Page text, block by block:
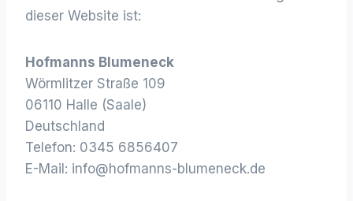
dieser Website ist:
Hofmanns Blumeneck
Wörmlitzer Straße 109
06110 Halle (Saale)
Deutschland
Telefon: 0345 6856407
E-Mail: info@hofmanns-blumeneck.de